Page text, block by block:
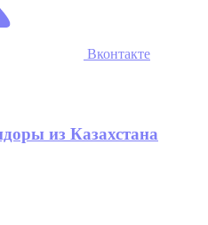
Вконтакте
из Казахстана